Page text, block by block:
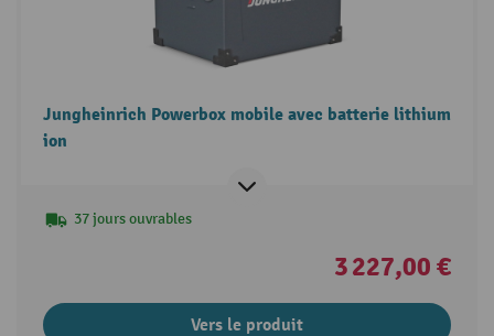
Jungheinrich Powerbox mobile avec batterie lithium
ion
37 jours ouvrables
3 227,00 €
Vers le produit